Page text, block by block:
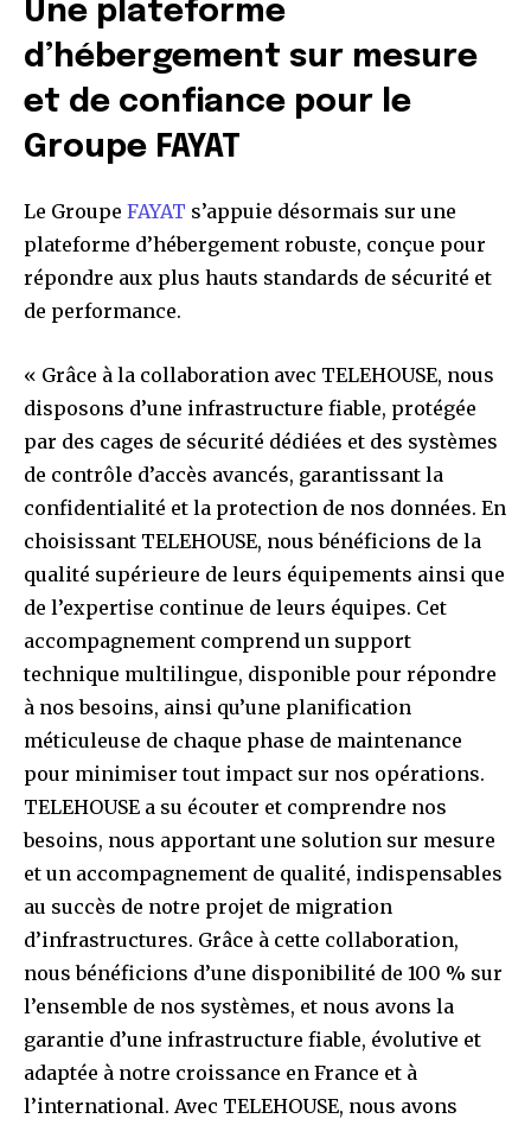
Une plateforme
d’hébergement sur mesure
et de confiance pour le
Groupe FAYAT
Le Groupe FAYAT s’appuie désormais sur une
plateforme d’hébergement robuste, conçue pour
répondre aux plus hauts standards de sécurité et
de performance.
« Grâce à la collaboration avec TELEHOUSE, nous
disposons d’une infrastructure fiable, protégée
par des cages de sécurité dédiées et des systèmes
de contrôle d’accès avancés, garantissant la
confidentialité et la protection de nos données. En
choisissant TELEHOUSE, nous bénéficions de la
qualité supérieure de leurs équipements ainsi que
de l’expertise continue de leurs équipes. Cet
accompagnement comprend un support
technique multilingue, disponible pour répondre
à nos besoins, ainsi qu’une planification
méticuleuse de chaque phase de maintenance
pour minimiser tout impact sur nos opérations.
TELEHOUSE a su écouter et comprendre nos
besoins, nous apportant une solution sur mesure
et un accompagnement de qualité, indispensables
au succès de notre projet de migration
d’infrastructures. Grâce à cette collaboration,
nous bénéficions d’une disponibilité de 100 % sur
l’ensemble de nos systèmes, et nous avons la
garantie d’une infrastructure fiable, évolutive et
adaptée à notre croissance en France et à
l’international. Avec TELEHOUSE, nous avons